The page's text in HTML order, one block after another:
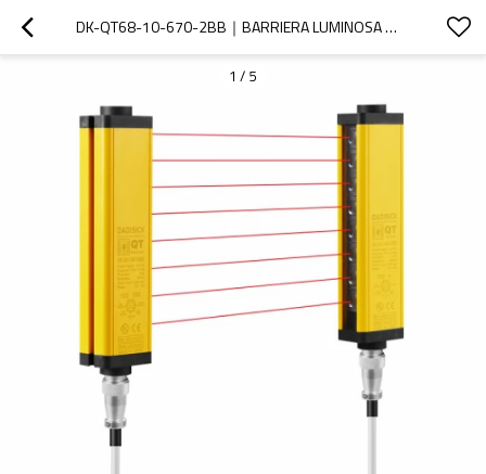
DK-QT68-10-670-2BB｜BARRIERA LUMINOSA ｜DADISICK
1 / 5